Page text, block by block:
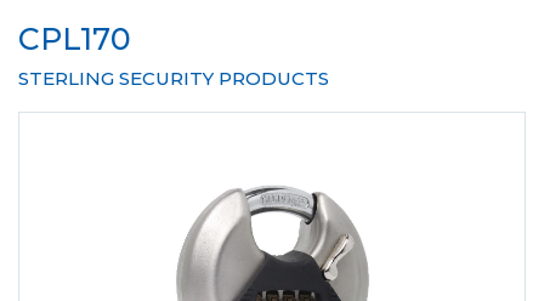
CPL170
STERLING SECURITY PRODUCTS